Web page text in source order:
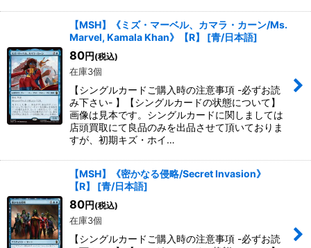
【MSH】《ミズ・マーベル、カマラ・カーン/Ms.
Marvel, Kamala Khan》【R】
[青/日本語]
80円 (税込)
在庫3個
【シングルカードご購入時の注意事項 -必ずお読
み下さい- 】【シングルカードの状態について】
画像は見本です。シングルカードに関しましては
店頭買取にて良品のみを出品させて頂いておりま
すが、初期キズ・ホイ…
【MSH】《密かなる侵略/Secret Invasion》
【R】
[青/日本語]
80円 (税込)
在庫3個
【シングルカードご購入時の注意事項 -必ずお読